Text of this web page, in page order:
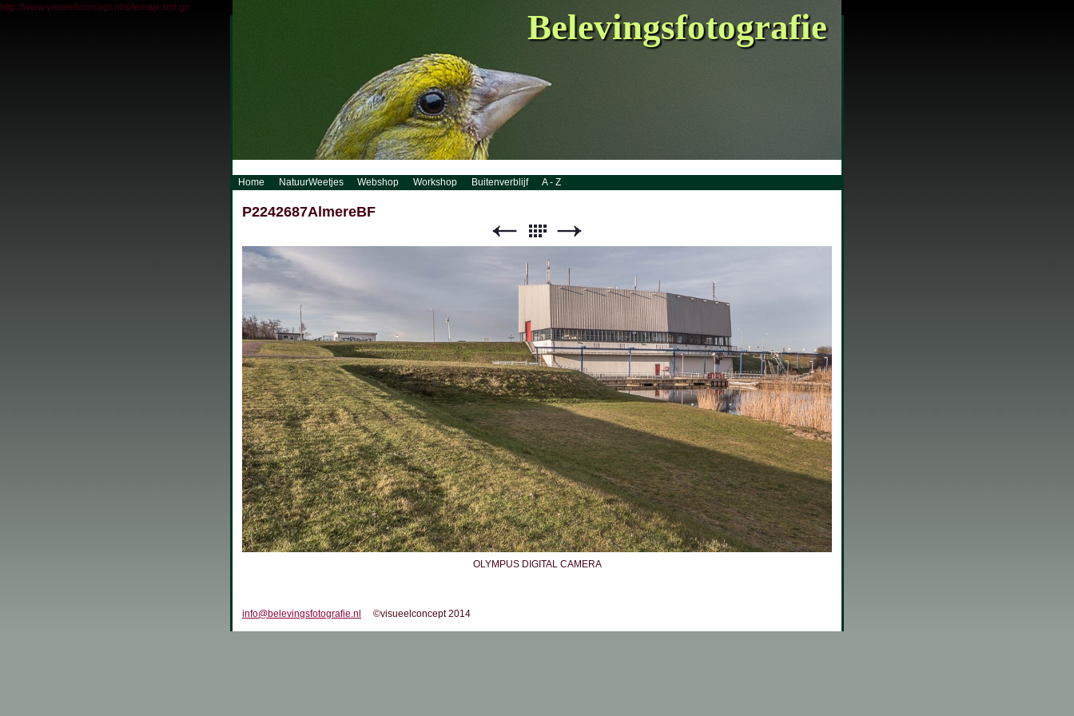
http://www.visueelconcept.nl/sitemap.xml.gz Belevingsfotografie
Home NatuurWeetjes Webshop Workshop Buitenverblijf A - Z
P2242687AlmereBF
OLYMPUS DIGITAL CAMERA
info@belevingsfotografie.nl ©visueelconcept 2014